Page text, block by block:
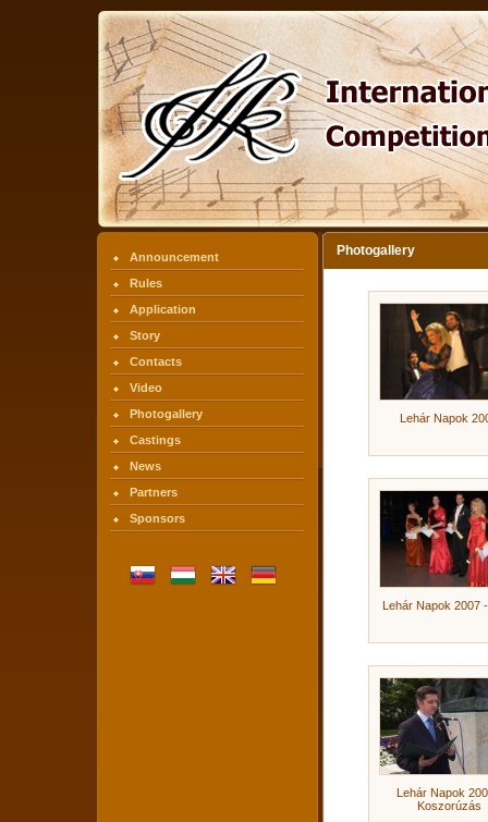
Announcement
Rules
Application
Story
Contacts
Video
Photogallery
Castings
News
Partners
Sponsors
Photogallery
Lehár Napok
Lehár Napok 2007
Lehár Napok
Koszorúzás